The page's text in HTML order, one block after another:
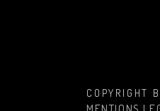
COPYRIGHT